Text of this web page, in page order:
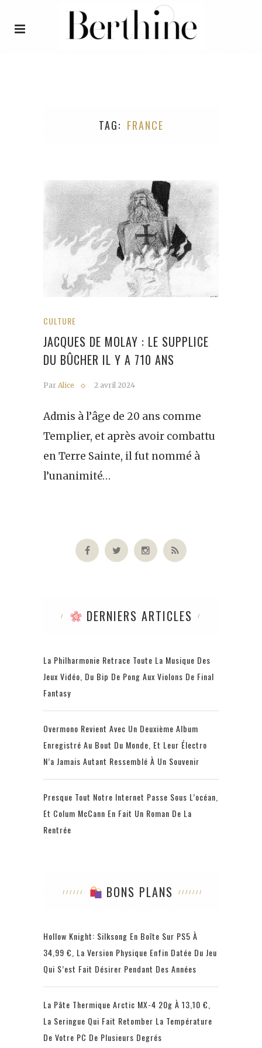
TAG FRANCE
CULTURE
JACQUES DE MOLAY : LE SUPPLICE
DU BÛCHER IL Y A 710 ANS
Par Alice 2 avril 2024
Admis à l’âge de 20 ans comme
Templier, et après avoir combattu
en Terre Sainte, il fut nommé à
l’unanimité…
DERNIERS ARTICLES
La Philharmonie Retrace Toute La Musique Des
Jeux Vidéo, Du Bip De Pong Aux Violons De Final
Fantasy
Overmono Revient Avec Un Deuxième Album
Enregistré Au Bout Du Monde, Et Leur Électro
N’a Jamais Autant Ressemblé À Un Souvenir
Presque Tout Notre Internet Passe Sous L’océan,
Et Colum McCann En Fait Un Roman De La
Rentrée
BONS PLANS
Hollow Knight: Silksong En Boîte Sur PS5 À
34,99 €, La Version Physique Enfin Datée Du Jeu
Qui S’est Fait Désirer Pendant Des Années
La Pâte Thermique Arctic MX-4 20g À 13,10 €,
La Seringue Qui Fait Retomber La Température
De Votre PC De Plusieurs Degrés